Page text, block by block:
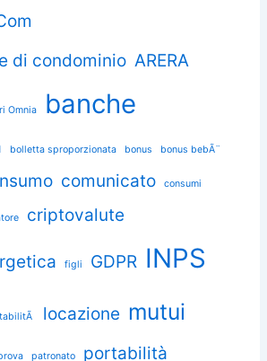
di condominio ARERA
Omnia banche
bolletta sproporzionata bonus bonus bebÃ¨
comunicato consumi
criptovalute
figli GDPR INPS
locazione mutui
patronato
portabilità